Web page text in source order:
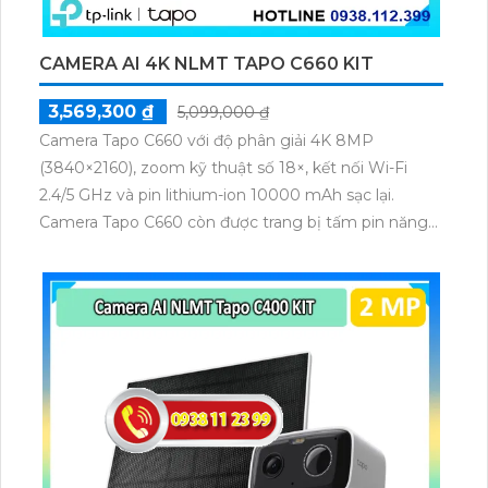
CAMERA AI 4K NLMT TAPO C660 KIT
3,569,300 ₫
5,099,000 ₫
Camera Tapo C660 với độ phân giải 4K 8MP
(3840×2160), zoom kỹ thuật số 18×, kết nối Wi-Fi
2.4/5 GHz và pin lithium-ion 10000 mAh sạc lại.
Camera Tapo C660 còn được trang bị tấm pin năng
thú cưng, phương tiện, lưu trữ thẻ microSD tối đa 512
GB.